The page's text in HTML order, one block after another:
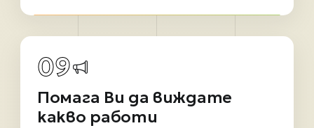
09
Помага Ви да виждате
какво работи